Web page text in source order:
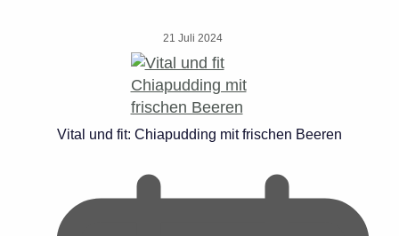
21 Juli 2024
Vital und fit: Chiapudding mit frischen Beeren